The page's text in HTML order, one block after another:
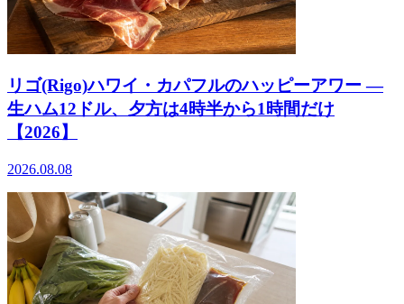
リゴ(Rigo)ハワイ・カパフルのハッピーアワー ―
生ハム12ドル、夕方は4時半から1時間だけ
【2026】
2026.08.08